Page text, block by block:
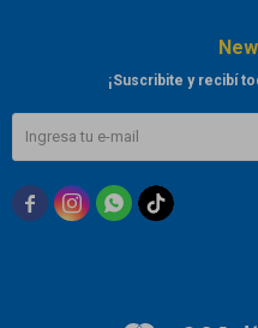
¡Suscribite y recibí
  